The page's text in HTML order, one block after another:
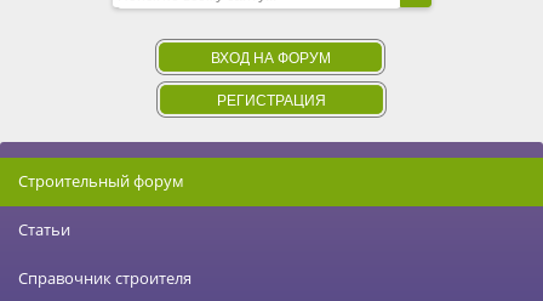
ВХОД НА ФОРУМ
РЕГИСТРАЦИЯ
Строительный форум
Статьи
Справочник строителя